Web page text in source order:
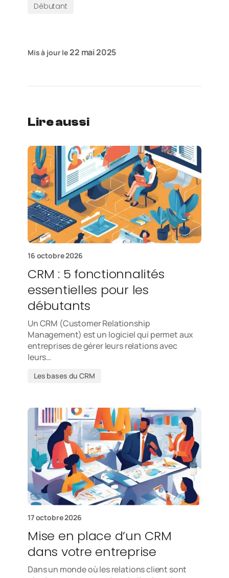
Débutant
Mis à jour le22 mai 2025
Lire aussi
16 octobre 2026
CRM : 5 fonctionnalités
essentielles pour les
débutants
Un CRM (Customer Relationship
Management) est un logiciel qui permet aux
entreprises de gérer leurs relations avec
leurs…
Les bases du CRM
17 octobre 2026
Mise en place d’un CRM
dans votre entreprise
Dans un monde où les relations client sont